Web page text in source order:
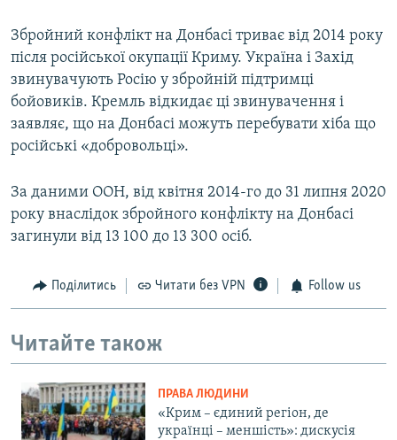
Збройний конфлікт на Донбасі триває від 2014 року
після російської окупації Криму. Україна і Захід
звинувачують Росію у збройній підтримці
бойовиків. Кремль відкидає ці звинувачення і
заявляє, що на Донбасі можуть перебувати хіба що
російські «добровольці».
За даними ООН, від квітня 2014-го до 31 липня 2020
року внаслідок збройного конфлікту на Донбасі
загинули від 13 100 до 13 300 осіб.
Поділитись Читати без VPN Follow us
Читайте також
ПРАВА ЛЮДИНИ
«Крим – єдиний регіон, де
українці – меншість»: дискусія